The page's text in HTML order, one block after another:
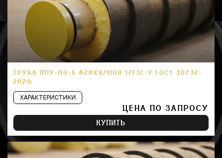
ТРУБА ППУ-ПЭ-Б 820Х9/1100 17Г1С-У ГОСТ 30732-
2020
ХАРАКТЕРИСТИКИ
ЦЕНА ПО ЗАПРОСУ
КУПИТЬ